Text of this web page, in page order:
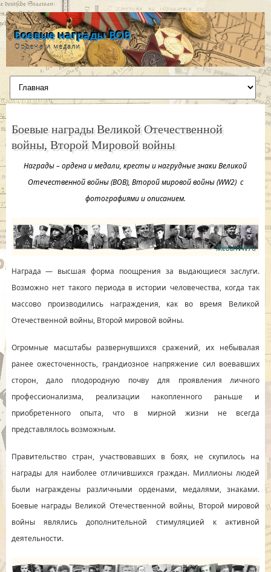
Боевые награды ВОВ
Ордена и медали
Боевые награды Великой Отечественной
войны, Второй Мировой войны
Награды – ордена и медали, кресты и нагрудные знаки Великой
Отечественной войны (ВОВ), Второй мировой войны (WW2) с
фотографиями и описанием.
Награда — высшая форма поощрения за выдающиеся заслуги.
Возможно нет такого периода в истории человечества, когда так
массово производились награждения, как во время Великой
Отечественной войны, Второй мировой войны.
Огромные масштабы развернувшихся сражений, их небывалая
ранее ожесточенность, грандиозное напряжение сил воевавших
сторон, дало плодородную почву для проявления личного
профессионализма, реализации накопленного раньше и
приобретенного опыта, что в мирной жизни не всегда
представлялось возможным.
Правительство стран, участвовавших в боях, не скупилось на
награды для наиболее отличившихся граждан. Миллионы людей
были награждены различными орденами, медалями, знаками.
Боевые награды Великой Отечественной войны, Второй мировой
войны являлись дополнительной стимуляцией к активной
деятельности.